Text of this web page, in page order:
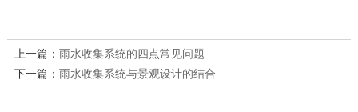
上一篇： 雨水收集系统的四点常见问题
下一篇： 雨水收集系统与景观设计的结合